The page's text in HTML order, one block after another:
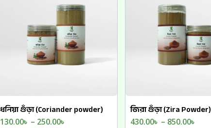
ধনিয়া গুঁড়া (Coriander powder)
130.00৳ – 250.00৳
জিরা গুঁড়া (Zira Powder)
430.00৳ – 850.00৳